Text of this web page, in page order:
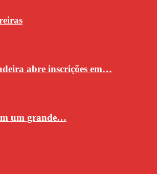
abre inscrições em…
um grande…